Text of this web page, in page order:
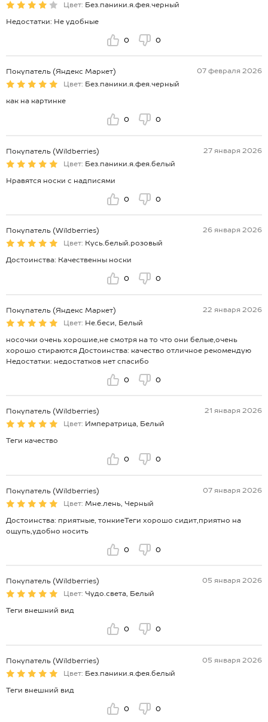
Цвет: Без.паники.я.фея.черный
Недостатки: Не удобные
0 0
Покупатель (Яндекс Маркет)
07 февраля 2026
Цвет: Без.паники.я.фея.черный
как на картинке
0 0
Покупатель (Wildberries)
27 января 2026
Цвет: Без.паники.я.фея.белый
Нравятся носки с надписями
0 0
Покупатель (Wildberries)
26 января 2026
Цвет: Кусь.белый.розовый
Достоинства: Качественны носки
0 0
Покупатель (Яндекс Маркет)
22 января 2026
Цвет: Не.беси, Белый
носочки очень хорошие,не смотря на то что они белые,очень
хорошо стираются Достоинства: качество отличное рекомендую
Недостатки: недостатков нет спасибо
0 0
Покупатель (Wildberries)
21 января 2026
Цвет: Императрица, Белый
Теги качество
0 0
Покупатель (Wildberries)
07 января 2026
Цвет: Мне.лень, Черный
Достоинства: приятные, тонкиеТеги хорошо сидит,приятно на
ощупь,удобно носить
0 0
Покупатель (Wildberries)
05 января 2026
Цвет: Чудо.света, Белый
Теги внешний вид
0 0
Покупатель (Wildberries)
05 января 2026
Цвет: Без.паники.я.фея.белый
Теги внешний вид
0 0